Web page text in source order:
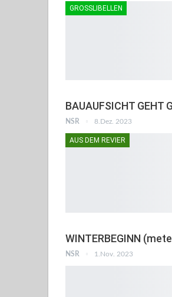
GROSSLIBELLEN
BAUAUFSICHT GEHT
NSR 8.Dez. 2023
AUS DEM REVIER
WINTERBEGINN
NSR 1.Nov. 2023